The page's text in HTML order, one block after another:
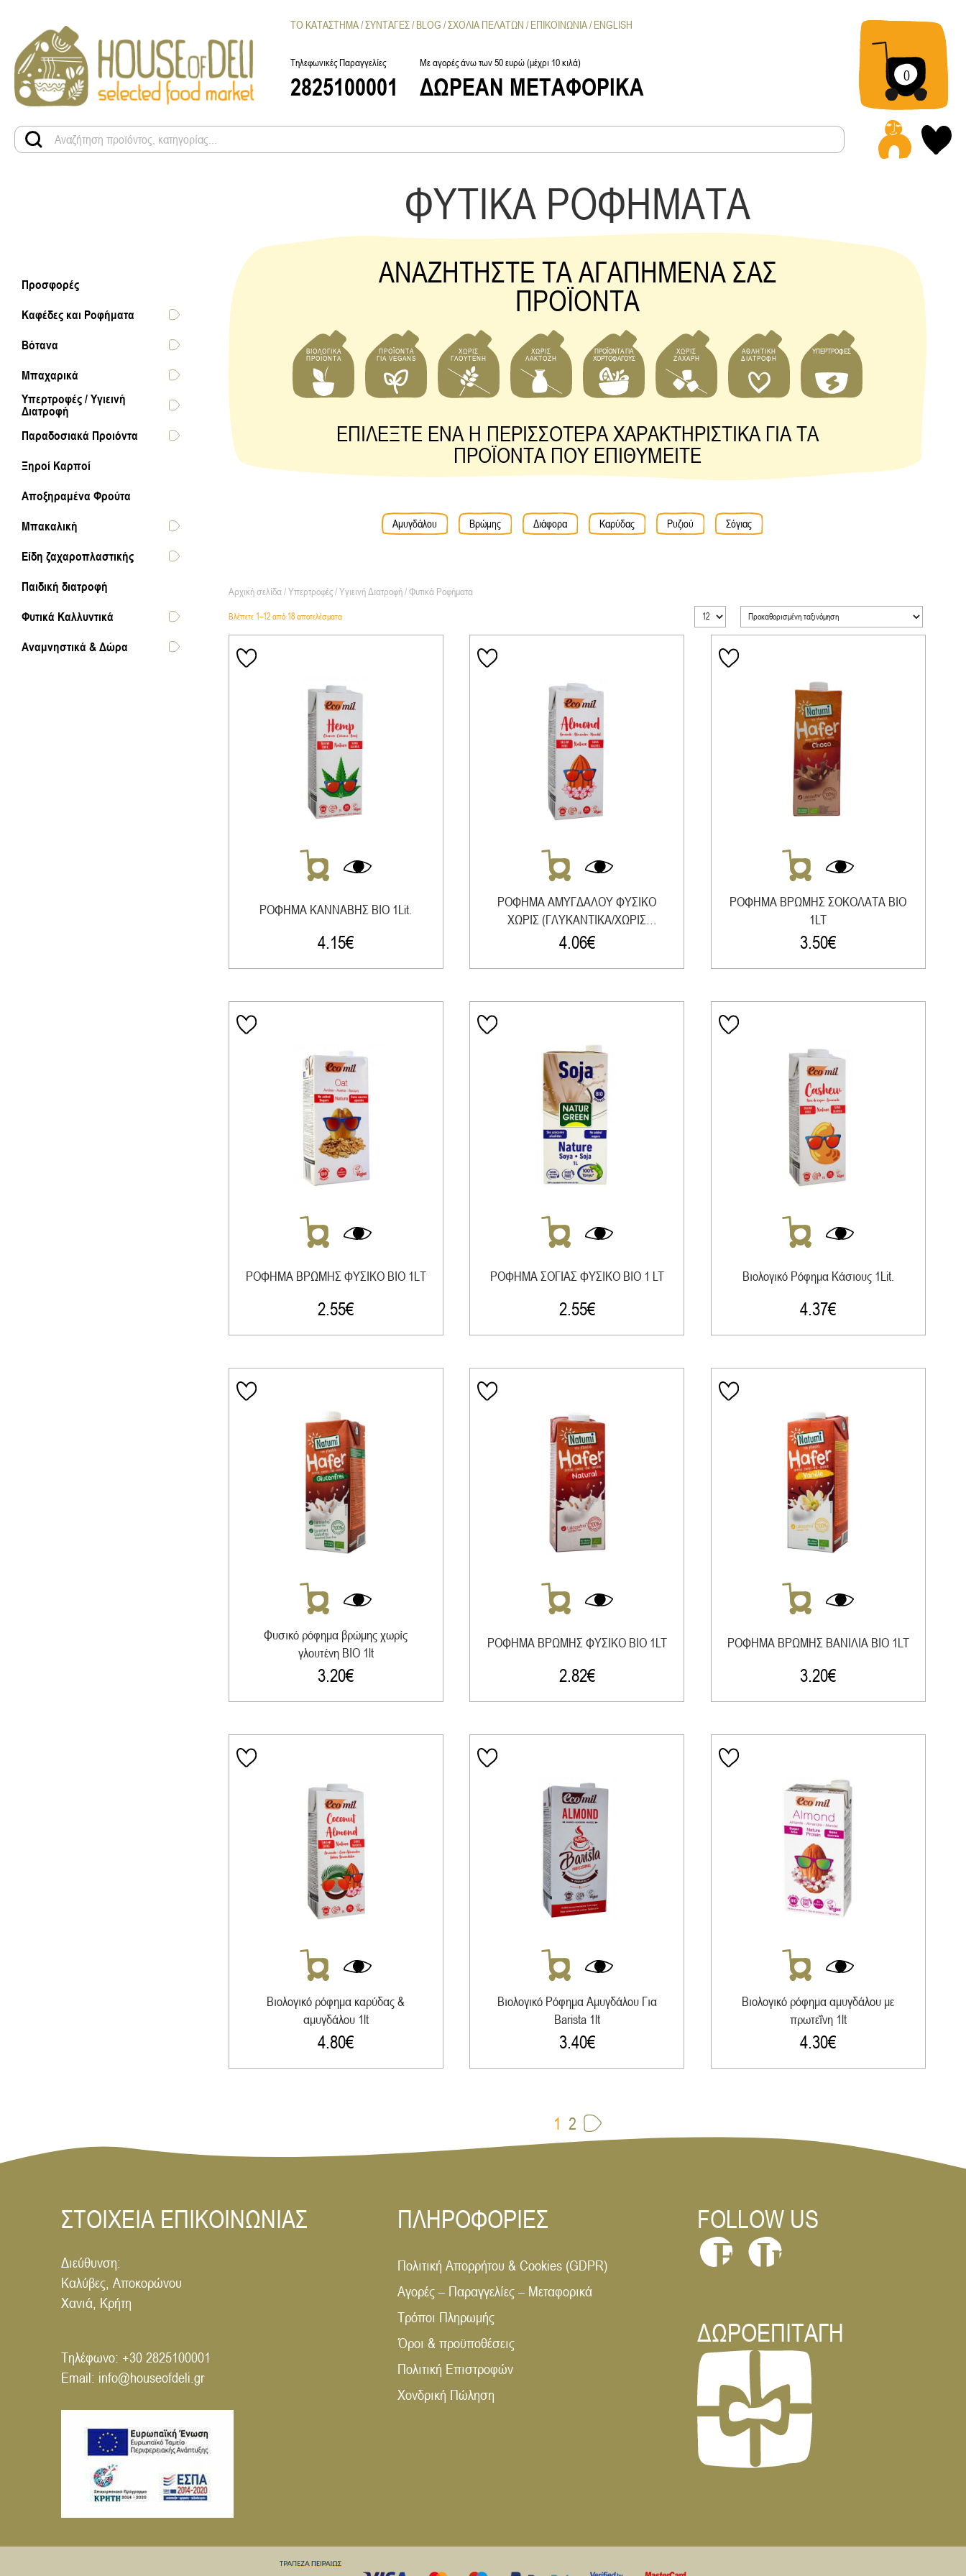
Τηλεφωνικές Παραγγελίες
2825100001
Με αγορές άνω των 50 ευρώ (μέχρι 10 κιλά)
ΔΩΡΕΑΝ ΜΕΤΑΦΟΡΙΚΑ
ΤΟ ΚΑΤΑΣΤΗΜΑ ΣΥΝΤΑΓΕΣ BLOG ΣΧΟΛΙΑ ΠΕΛΑΤΩΝ ΕΠΙΚΟΙΝΩΝΙΑ ENGLISH
0
Προσφορές
Καφέδες και Ροφήματα
Βότανα
Μπαχαρικά
Υπερτροφές / Υγιεινή
Διατροφή
Παραδοσιακά Προιόντα
Ξηροί Καρποί
Αποξηραμένα Φρούτα
Μπακαλική
Είδη ζαχαροπλαστικής
Παιδική διατροφή
Φυτικά Καλλυντικά
Αναμνηστικά & Δώρα
ΦΥΤΙΚΑ ΡΟΦΗΜΑΤΑ
ΑΝΑΖΗΤΗΣΤΕ ΤΑ ΑΓΑΠΗΜΕΝΑ ΣΑΣ
ΠΡΟΪΟΝΤΑ
ΒΙΟΛΟΓΙΚΑ
ΠΡΟΪΟΝΤΑ
ΠΡΟΪΟΝΤΑ
ΓΙΑ VEGANS
ΧΩΡΙΣ
ΓΛΟΥΤΕΝΗ
ΧΩΡΙΣ
ΛΑΚΤΟΖΗ
ΠΡΟΪΟΝΤΑ ΓΙΑ
ΧΟΡΤΟΦΑΓΟΥΣ
ΧΩΡΙΣ
ΖΑΧΑΡΗ
ΑΘΛΗΤΙΚΗ
ΔΙΑΤΡΟΦΗ
ΥΠΕΡΤΡΟΦΕΣ
ΕΠΙΛΕΞΤΕ ΕΝΑ Η ΠΕΡΙΣΣΟΤΕΡΑ ΧΑΡΑΚΤΗΡΙΣΤΙΚΑ ΓΙΑ ΤΑ
ΠΡΟΪΟΝΤΑ ΠΟΥ ΕΠΙΘΥΜΕΙΤΕ
Αμυγδάλου Βρώμης Διάφορα Καρύδας Ρυζιού Σόγιας
Αρχική σελίδα/Υπερτροφές / Υγιεινή Διατροφή/ Φυτικά Ροφήματα
Βλέπετε 1–12 από 18 αποτελέσματα
ΡΟΦΗΜΑ ΚΑΝΝΑΒΗΣ ΒΙΟ 1Lit.
4.15€
ΡΟΦΗΜΑ ΑΜΥΓΔΑΛΟΥ ΦΥΣΙΚΟ
ΧΩΡΙΣ (ΓΛΥΚΑΝΤΙΚΑ/ΧΩΡΙΣ
ΖΑΧΑΡΗ) ΒΙΟ 1LΤ
4.06€
ΡΟΦΗΜΑ ΒΡΩΜΗΣ ΣΟΚΟΛΑΤΑ ΒΙΟ
1LT
3.50€
ΡΟΦΗΜΑ ΒΡΩΜΗΣ ΦΥΣΙΚΟ ΒΙΟ 1LΤ
2.55€
ΡΟΦΗΜΑ ΣΟΓΙΑΣ ΦΥΣΙΚΟ ΒΙΟ 1 LT
2.55€
Βιολογικό Ρόφημα Κάσιους 1Lit.
4.37€
Φυσικό ρόφημα βρώμης χωρίς
γλουτένη ΒΙΟ 1lt
3.20€
ΡΟΦΗΜΑ ΒΡΩΜΗΣ ΦΥΣΙΚΟ ΒΙΟ 1LT
2.82€
ΡΟΦΗΜΑ ΒΡΩΜΗΣ ΒΑΝΙΛΙΑ ΒΙΟ 1LT
3.20€
Βιολογικό ρόφημα καρύδας &
αμυγδάλου 1lt
4.80€
Βιολογικό Ρόφημα Αμυγδάλου Για
Barista 1lt
3.40€
Βιολογικό ρόφημα αμυγδάλου με
πρωτεΐνη 1lt
4.30€
1 2
ΣΤΟΙΧΕΙΑ ΕΠΙΚΟΙΝΩΝΙΑΣ
Διεύθυνση:
Καλύβες, Αποκορώνου
Χανιά, Κρήτη
Τηλέφωνο: +30 2825100001
Email: info@houseofdeli.gr
ΠΛΗΡΟΦΟΡΙΕΣ
Πολιτική Απορρήτου & Cookies (GDPR)
Αγορές – Παραγγελίες – Μεταφορικά
Τρόποι Πληρωμής
Όροι & προϋποθέσεις
Πολιτική Επιστροφών
Χονδρική Πώληση
FOLLOW US
F In
ΔΩΡΟΕΠΙΤΑΓΗ